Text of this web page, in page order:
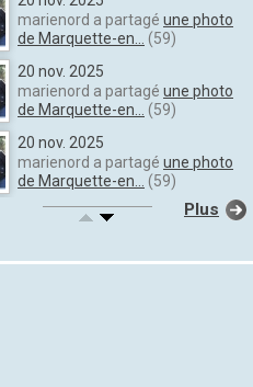
marienord a partagé une photo
de Marquette-en...
(59)
20 nov. 2025
marienord a partagé une photo
de Marquette-en...
(59)
20 nov. 2025
marienord a partagé une photo
de Marquette-en...
(59)
20 nov. 2025
Plus